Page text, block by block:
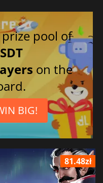
pool of
on the
BIG!
81.48zł